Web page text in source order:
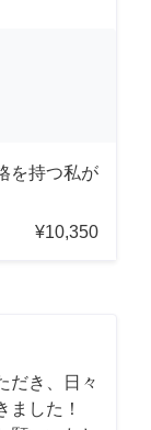
を持つ私が
¥10,350
だき、日々
ました！